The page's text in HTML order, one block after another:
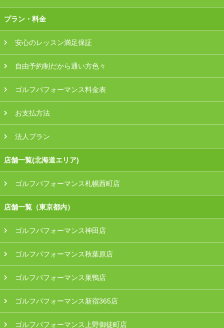
プラン・料金
安心のレッスン満足保証
自由予約制だから通い方色々
ゴルフパフォーマンス料金表
お支払方法
法人プラン
店舗一覧(北海道エリア)
ゴルフパフォーマンス札幌西町店
店舗一覧（東京都内）
ゴルフパフォーマンス神田店
ゴルフパフォーマンス秋葉原店
ゴルフパフォーマンス巣鴨店
ゴルフパフォーマンス新宿365店
ゴルフパフォーマンス上野御徒町店